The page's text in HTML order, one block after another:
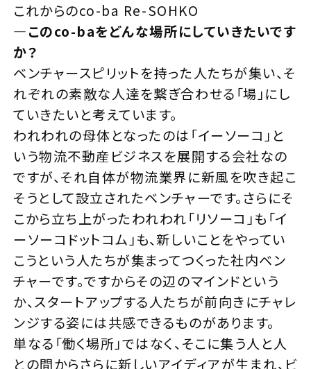
これからのco-ba Re-SOHKO
—このco-baをどんな場所にしていきたいです
か？
ベンチャースピリットを持った人たちが集い、そ
れぞれの素敵な人達を繋ぎ合わせる「場」にし
ていきたいと考えています。
われわれの母体となったのは「イーソーコ」と
いう物流不動産ビジネスを展開する会社なの
ですが、それ自体が物流業界に新風を吹き起こ
そうとして設立されたベンチャーです。さらにそ
こから立ち上がったわれわれ「リソーコ」も「イ
ーソーコドットコム」も、新しいことをやってい
こうという人たちが集まってつくった社内ベン
チャーです。ですからその辺のマインドという
か、スタートアップする人たちが前向きにチャレ
ンジする姿には共感できるものがあります。
単なる「働く場所」ではなく、そこに集う人と人
との間からさらに新しいアイディアが生まれ、ビ